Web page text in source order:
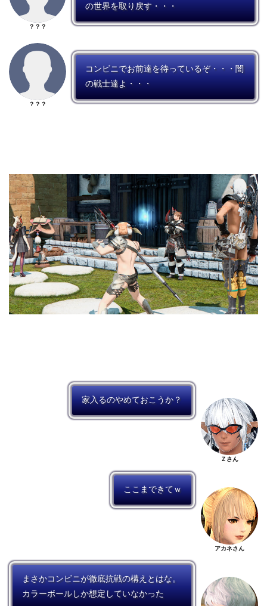
？？？
の世界を取り戻す・・・
？？？
コンビニでお前達を待っているぞ・・・闇
の戦士達よ・・・
家入るのやめておこうか？
Ｚさん
ここまできてｗ
アカネさん
まさかコンビニが徹底抗戦の構えとはな。
カラーボールしか想定していなかった